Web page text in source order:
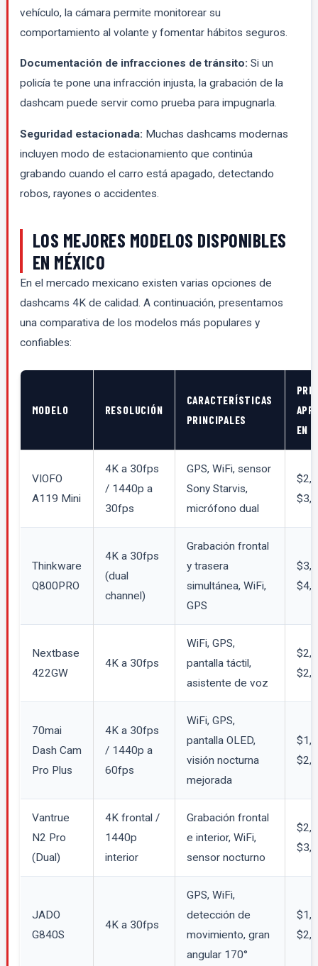
vehículo, la cámara permite monitorear su
comportamiento al volante y fomentar hábitos seguros.
Documentación de infracciones de tránsito: Si un
policía te pone una infracción injusta, la grabación de la
dashcam puede servir como prueba para impugnarla.
Seguridad estacionada: Muchas dashcams modernas
incluyen modo de estacionamiento que continúa
grabando cuando el carro está apagado, detectando
robos, rayones o accidentes.
LOS MEJORES MODELOS DISPONIBLES
EN MÉXICO
En el mercado mexicano existen varias opciones de
dashcams 4K de calidad. A continuación, presentamos
una comparativa de los modelos más populares y
confiables:
MODELO RESOLUCIÓN
CARACTERÍSTICAS
PRINCIPALES
EN
VIOFO
A119 Mini
4K a 30fps
/ 1440p a
30fps
GPS, WiFi, sensor
Sony Starvis,
micrófono dual
Thinkware
Q800PRO
4K a 30fps
(dual
channel)
Grabación frontal
y trasera
simultánea, WiFi,
GPS
Nextbase
422GW
4K a 30fps
WiFi, GPS,
pantalla táctil,
asistente de voz
70mai
Dash Cam
Pro Plus
4K a 30fps
/ 1440p a
60fps
WiFi, GPS,
pantalla OLED,
visión nocturna
mejorada
Vantrue
N2 Pro
(Dual)
4K frontal /
1440p
interior
Grabación frontal
e interior, WiFi,
sensor nocturno
JADO
G840S
4K a 30fps
GPS, WiFi,
detección de
movimiento, gran
angular 170°